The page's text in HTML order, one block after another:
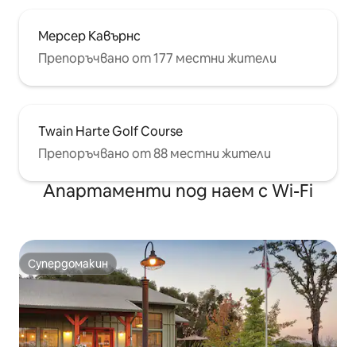
Мерсер Кавърнс
Препоръчвано от 177 местни жители
Twain Harte Golf Course
Препоръчвано от 88 местни жители
Апартаменти под наем с Wi-Fi
Супердомакин
Супердомакин